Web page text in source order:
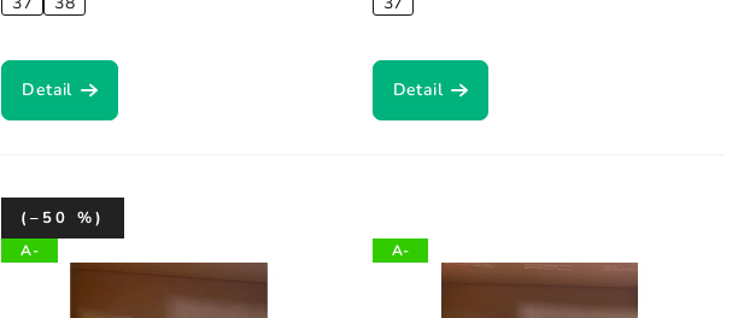
Detail Detail
A-
(–50 %)
A-